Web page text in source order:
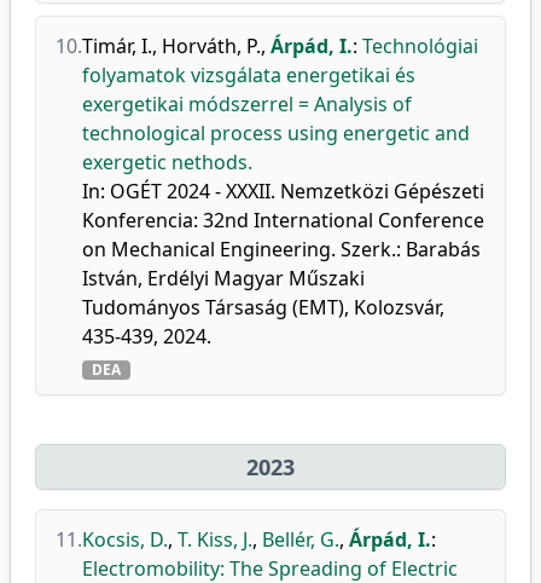
10.Timár, I., Horváth, P., Árpád, I.: Technológiai
folyamatok vizsgálata energetikai és
exergetikai módszerrel = Analysis of
technological process using energetic and
exergetic nethods.
In: OGÉT 2024 - XXXII. Nemzetközi Gépészeti
Konferencia: 32nd International Conference
on Mechanical Engineering. Szerk.: Barabás
István, Erdélyi Magyar Műszaki
Tudományos Társaság (EMT), Kolozsvár,
435-439, 2024.
DEA
2023
11.Kocsis, D., T. Kiss, J., Bellér, G., Árpád, I.:
Electromobility: The Spreading of Electric